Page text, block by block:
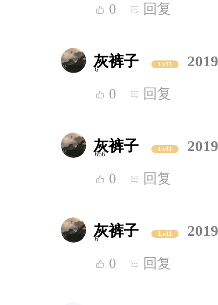
0 回复
灰裤子 Lv11
6
0 回复
灰裤子 Lv11
666
0 回复
灰裤子 Lv11
6
0 回复